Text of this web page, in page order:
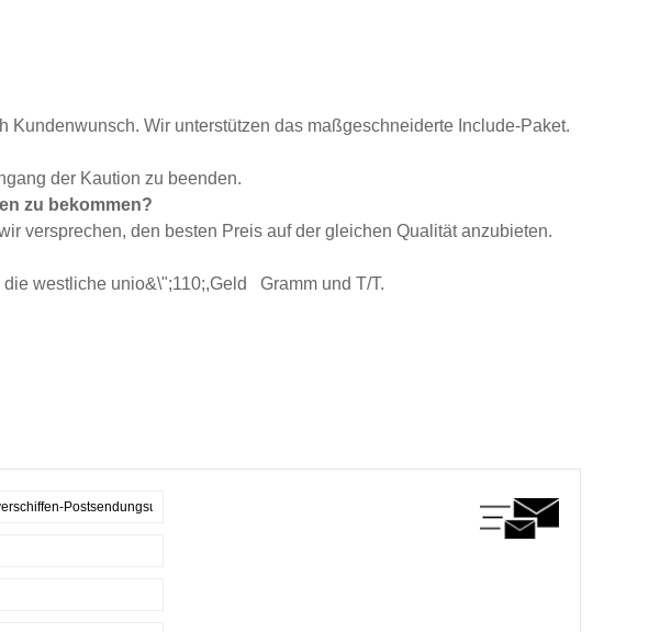
Wir unterstützen das maßgeschneiderte Include-Paket.
der Kaution zu beenden.
zu bekommen?
versprechen, den besten Preis auf der gleichen Qualität anzubieten.
westliche unio&\";110;,Geld Gramm und T/T.